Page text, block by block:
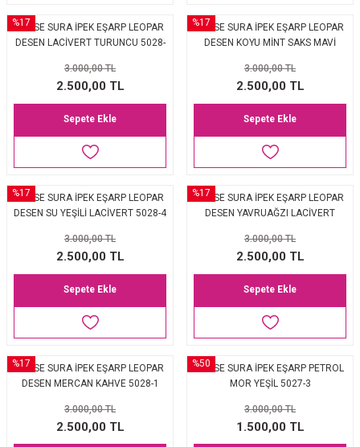
%17
BALSE SURA İPEK EŞARP LEOPAR
DESEN LACİVERT TURUNCU 5028-
3.000,00 TL
2.500,00 TL
Sepete Ekle
%17
BALSE SURA İPEK EŞARP LEOPAR
DESEN KOYU MİNT SAKS MAVİ
3.000,00 TL
2.500,00 TL
Sepete Ekle
%17
BALSE SURA İPEK EŞARP LEOPAR
DESEN SU YEŞİLİ LACİVERT 5028-4
3.000,00 TL
2.500,00 TL
Sepete Ekle
%17
BALSE SURA İPEK EŞARP LEOPAR
DESEN YAVRUAĞZI LACİVERT
3.000,00 TL
2.500,00 TL
Sepete Ekle
%17
BALSE SURA İPEK EŞARP LEOPAR
DESEN MERCAN KAHVE 5028-1
3.000,00 TL
2.500,00 TL
%50
BALSE SURA İPEK EŞARP PETROL
MOR YEŞİL 5027-3
3.000,00 TL
1.500,00 TL